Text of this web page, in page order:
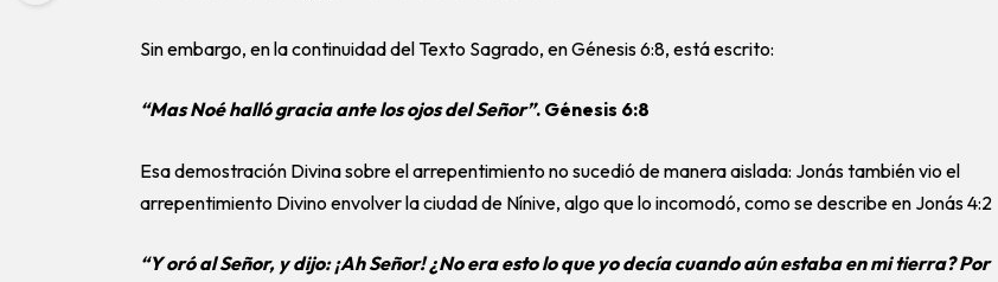
Sin embargo, en la continuidad del Texto Sagrado, en Génesis 6:8, está escrito:
“Mas Noé halló gracia ante los ojos del Señor”. Génesis 6:8
Esa demostración Divina sobre el arrepentimiento no sucedió de manera aislada: Jonás también vio el
arrepentimiento Divino envolver la ciudad de Nínive, algo que lo incomodó, como se describe en Jonás 4:2
“Y oró al Señor, y dijo: ¡Ah Señor! ¿No era esto lo que yo decía cuando aún estaba en mi tierra? Por